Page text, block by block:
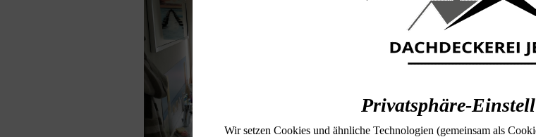
Privatsphäre-
Wir setzen Cookies und ähnliche Technologien (gemeinsam als
sich